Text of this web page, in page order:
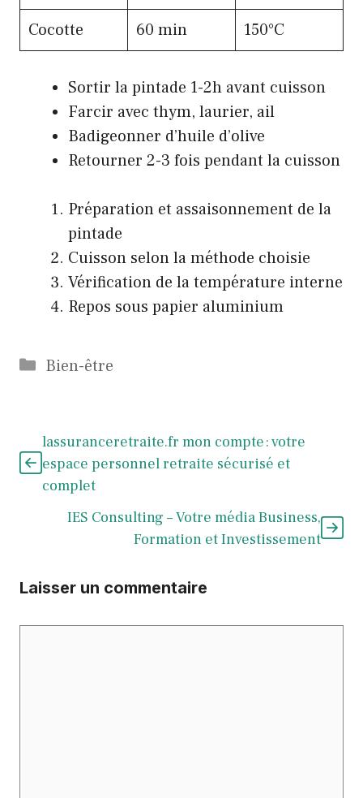
Cocotte 60 min 150°C
Sortir la pintade 1-2h avant cuisson
Farcir avec thym, laurier, ail
Badigeonner d’huile d’olive
Retourner 2-3 fois pendant la cuisson
Préparation et assaisonnement de la
pintade
Cuisson selon la méthode choisie
Vérification de la température interne
Repos sous papier aluminium
Catégories
Bien-être
lassuranceretraite.fr mon compte : votre
espace personnel retraite sécurisé et
complet
IES Consulting – Votre média Business,
Formation et Investissement
Laisser un commentaire